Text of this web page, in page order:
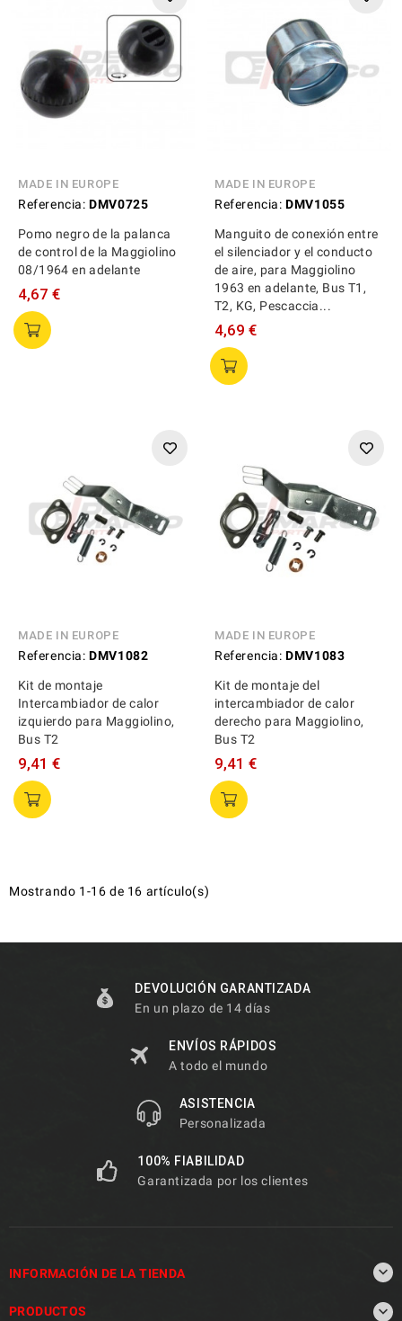
MADE IN EUROPE
Referencia: DMV0725
Pomo negro de la palanca
de control de la Maggiolino
08/1964 en adelante
4,67 €
MADE IN EUROPE
Referencia: DMV1055
Manguito de conexión entre
el silenciador y el conducto
de aire, para Maggiolino
1963 en adelante, Bus T1,
T2, KG, Pescaccia...
4,69 €
MADE IN EUROPE
Referencia: DMV1082
Kit de montaje
Intercambiador de calor
izquierdo para Maggiolino,
Bus T2
9,41 €
MADE IN EUROPE
Referencia: DMV1083
Kit de montaje del
intercambiador de calor
derecho para Maggiolino,
Bus T2
9,41 €
Mostrando 1-16 de 16 artículo(s)
DEVOLUCIÓN GARANTIZADA
En un plazo de 14 días
ENVÍOS RÁPIDOS
A todo el mundo
ASISTENCIA
Personalizada
100% FIABILIDAD
Garantizada por los clientes
INFORMACIÓN DE LA TIENDA 
PRODUCTOS 